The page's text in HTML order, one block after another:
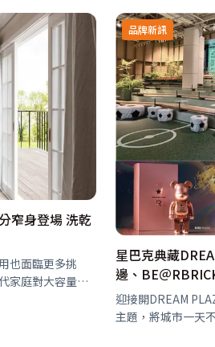
熱愛戶外活動的活
登場 洗乾
也面臨更多挑
家庭對大容量洗
品牌新訊
星巴克典藏
邊、BE＠
PARTY「城市樂
迎接開DREAM
主題，將城市一天